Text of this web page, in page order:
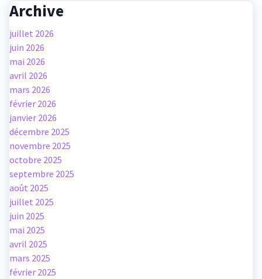
Archive
juillet 2026
juin 2026
mai 2026
avril 2026
mars 2026
février 2026
janvier 2026
décembre 2025
novembre 2025
octobre 2025
septembre 2025
août 2025
juillet 2025
juin 2025
mai 2025
avril 2025
mars 2025
février 2025